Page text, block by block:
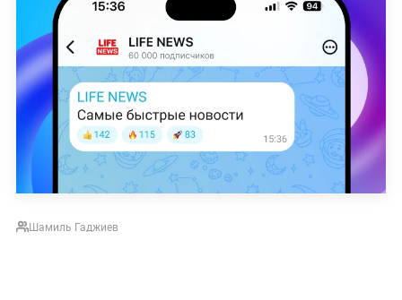
Шамиль Гаджиев